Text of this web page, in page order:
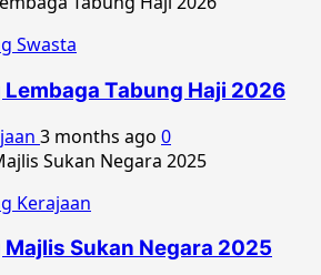
Swasta
Tabung Haji 2026
3 months ago 0
Kerajaan
Sukan Negara 2025